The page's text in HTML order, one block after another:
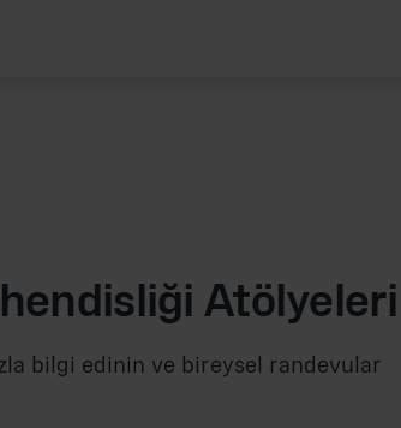
Atölyeleri
bilgi edinin ve bireysel randevular